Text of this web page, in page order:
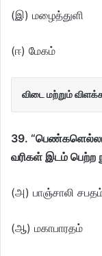
(இ) மழைத்துளி
(ஈ) மேகம்
விடை மற்றும்
39.
வரிகள் இடம் பெற்ற
(அ) பாஞ்சாலி
(ஆ) மகாபாரதம்